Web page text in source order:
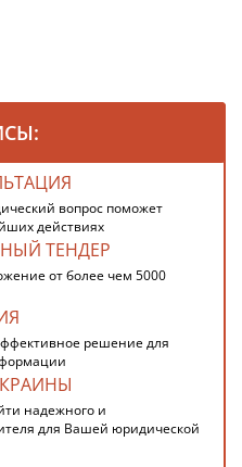
вопрос поможет
действиях
ТЕНДЕР
от более чем 5000
решение для
надежного и
для Вашей юридической